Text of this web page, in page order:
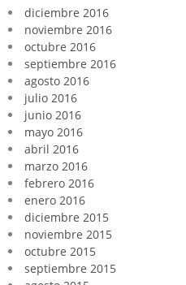
diciembre 2016
noviembre 2016
octubre 2016
septiembre 2016
agosto 2016
julio 2016
junio 2016
mayo 2016
abril 2016
marzo 2016
febrero 2016
enero 2016
diciembre 2015
noviembre 2015
octubre 2015
septiembre 2015